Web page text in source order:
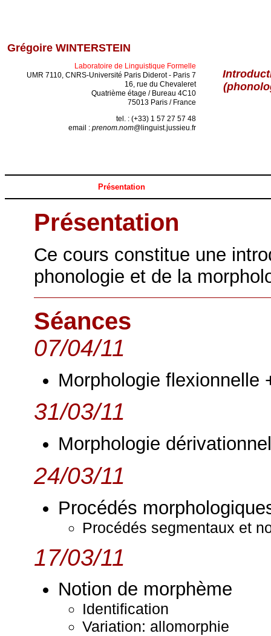
Grégoire WINTERSTEIN
Laboratoire de Linguistique Formelle
UMR 7110, CNRS-Université Paris Diderot - Paris 7
16, rue du Chevaleret
Quatrième étage / Bureau 4C10
75013 Paris / France
tel. : (+33) 1 57 27 57 48
email : prenom.nom@linguist.jussieu.fr
Présentation
Présentation
Ce cours constitue une
phonologie et de la
Séances
07/04/11
Morphologie flexionnelle
31/03/11
Morphologie
24/03/11
Procédés
Procédés segmentaux et
17/03/11
Notion de morphème
Identification
Variation: allomorphie